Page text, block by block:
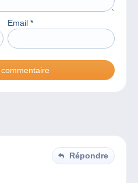
Email *
Répondre